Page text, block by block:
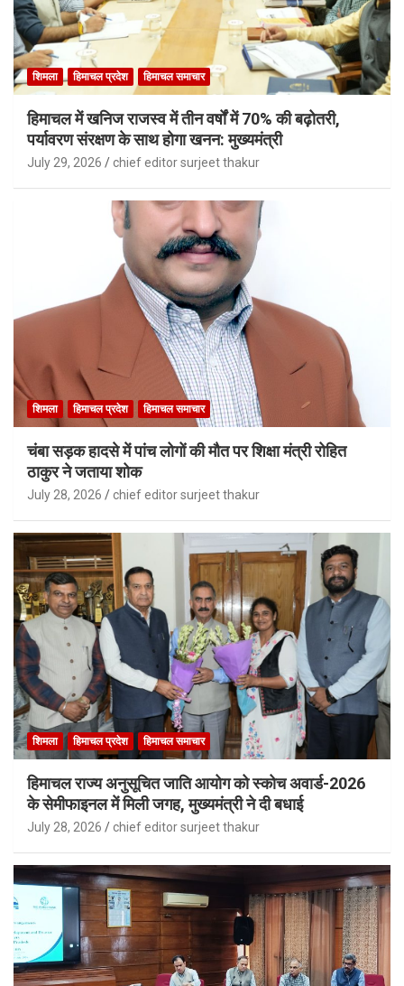
शिमला हिमाचल प्रदेश हिमाचल समाचार
हिमाचल में खनिज राजस्व में तीन वर्षों में 70% की बढ़ोतरी,
पर्यावरण संरक्षण के साथ होगा खनन: मुख्यमंत्री
July 29, 2026 chief editor surjeet thakur
शिमला हिमाचल प्रदेश हिमाचल समाचार
चंबा सड़क हादसे में पांच लोगों की मौत पर शिक्षा मंत्री रोहित
ठाकुर ने जताया शोक
July 28, 2026 chief editor surjeet thakur
शिमला हिमाचल प्रदेश हिमाचल समाचार
हिमाचल राज्य अनुसूचित जाति आयोग को स्कोच अवार्ड-2026
के सेमीफाइनल में मिली जगह, मुख्यमंत्री ने दी बधाई
July 28, 2026 chief editor surjeet thakur